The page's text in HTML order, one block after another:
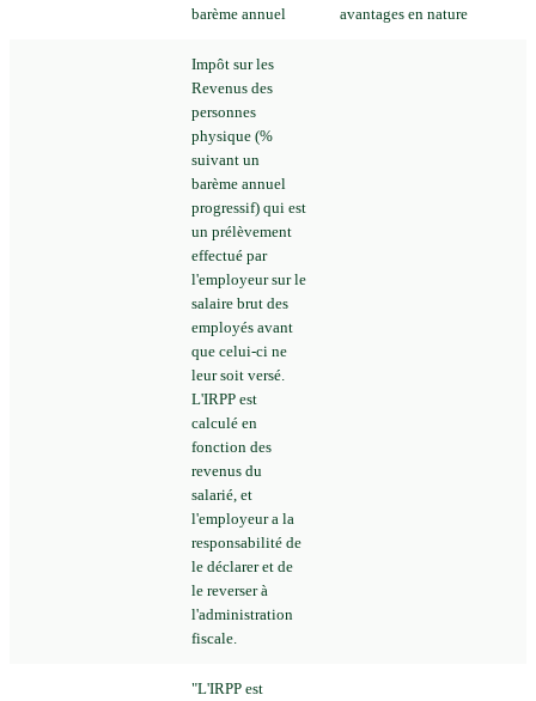
barème annuel
avantages en nature
Impôt sur les
Revenus des
personnes
physique (%
suivant un
barème annuel
progressif) qui est
un prélèvement
effectué par
l'employeur sur le
salaire brut des
employés avant
que celui-ci ne
leur soit versé.
L'IRPP est
calculé en
fonction des
revenus du
salarié, et
l'employeur a la
responsabilité de
le déclarer et de
le reverser à
l'administration
fiscale.
"L'IRPP est